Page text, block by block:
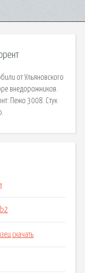
от Ульяновского
внедорожников.
Пежо 3008. Стук
скачать